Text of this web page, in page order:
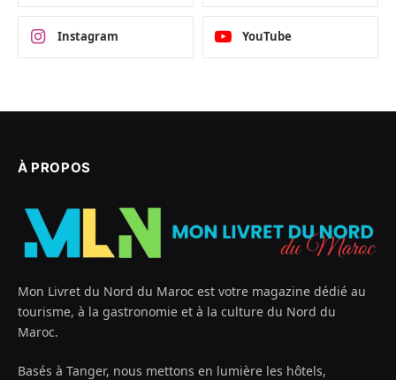
Instagram YouTube
À PROPOS
Mon Livret du Nord du Maroc est votre magazine dédié au
tourisme, à la gastronomie et à la culture du Nord du
Maroc.
Basés à Tanger, nous mettons en lumière les hôtels,